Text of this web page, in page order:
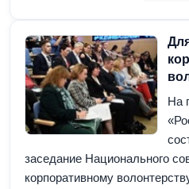
На
заседание Национального
корпоративному